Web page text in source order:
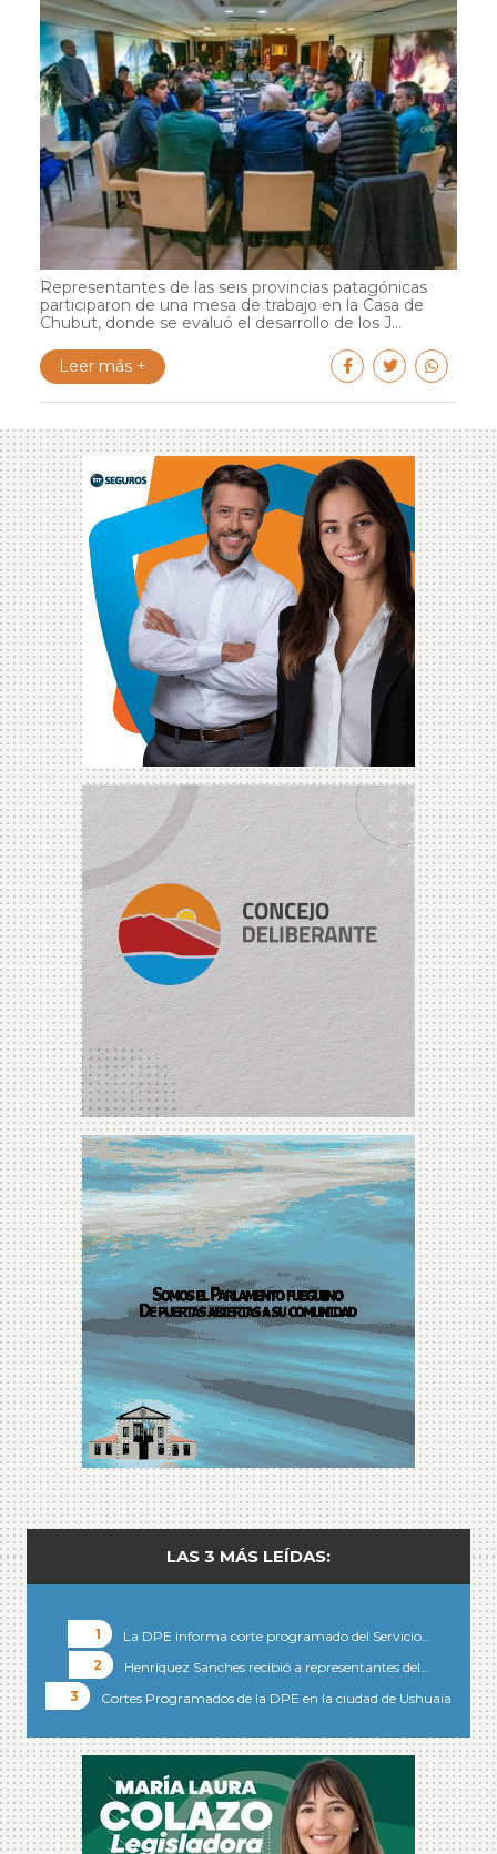
Representantes de las seis provincias patagónicas
participaron de una mesa de trabajo en la Casa de
Chubut, donde se evaluó el desarrollo de los J...
Leer más +
LAS 3 MÁS LEÍDAS:
La DPE informa corte programado del Servicio…
Henríquez Sanches recibió a representantes del…
Cortes Programados de la DPE en la ciudad de Ushuaia